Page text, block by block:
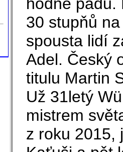
hodně pádů.
30 stupňů
spousta lidí
Adel. Český
titulu Martin
Už 31letý
mistrem
z roku 2015,